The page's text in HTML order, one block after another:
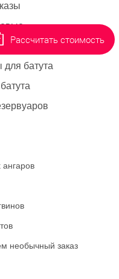
батута
ангаров
необычный заказ
Рассчитать стоимость